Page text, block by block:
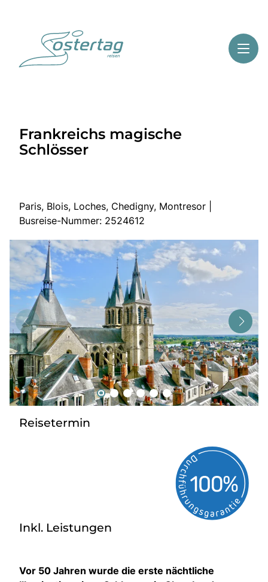
Highlights
Service
Mehrtagesreisen
Tagesreisen
Bus anmieten
Service
Kontakt
Frankreichs magische
Schlösser
Paris, Blois, Loches, Chedigny, Montresor |
Busreise-Nummer: 2524612
Reisetermin
Inkl. Leistungen
Vor 50 Jahren wurde die erste nächtliche